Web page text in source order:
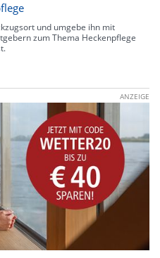
und umgebe ihn mit
zum Thema Heckenpflege
ANZEIGE